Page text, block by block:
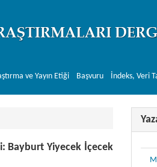
ve Yayın Etiği Başvuru İndeks, Veri
Bayburt Yiyecek İçecek